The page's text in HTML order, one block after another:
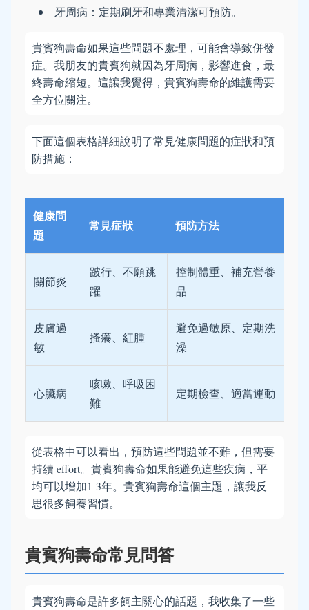
牙周病：定期刷牙和專業清潔可預防。
貴賓狗壽命如果這些問題不處理，可能會導致併發
症。我朋友的貴賓狗就因為牙周病，影響進食，最
終壽命縮短。這讓我覺得，貴賓狗壽命的維護需要
全方位關注。
下面這個表格詳細說明了常見健康問題的症狀和預
防措施：
健康問
題
常見症狀 預防方法
關節炎
跛行、不願跳
躍
控制體重、補充營養
品
皮膚過
敏
搔癢、紅腫
避免過敏原、定期洗
澡
心臟病
咳嗽、呼吸困
難
定期檢查、適當運動
從表格中可以看出，預防這些問題並不難，但需要
持續 effort。貴賓狗壽命如果能避免這些疾病，平
均可以增加1-3年。貴賓狗壽命這個主題，讓我反
思很多飼養習慣。
貴賓狗壽命常見問答
貴賓狗壽命是許多飼主關心的話題，我收集了一些